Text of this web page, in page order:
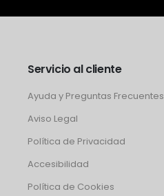
Servicio al cliente
Ayuda y Preguntas Frecuentes
Aviso Legal
Política de Privacidad
Accesibilidad
Política de Cookies